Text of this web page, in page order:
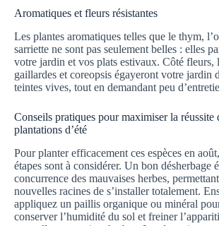
Aromatiques et fleurs résistantes
Les plantes aromatiques telles que le thym,
sarriette ne sont pas seulement belles : elles
votre jardin et vos plats estivaux. Côté fleurs,
gaillardes et coreopsis égayeront votre jardin
teintes vives, tout en demandant peu
Conseils pratiques pour maximiser la réussite
plantations d’été
Pour planter efficacement ces espèces en
étapes sont à considérer. Un bon désherbage
concurrence des mauvaises herbes,
nouvelles racines de s’installer totalement.
appliquez un paillis organique ou minéral
conserver l’humidité du sol et freiner